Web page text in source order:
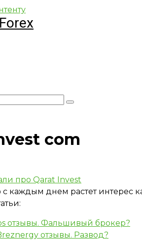
com
про Qarat Invest
с каждым днем растет
отзывы. Фальшивый брокер?
отзывы. Развод?